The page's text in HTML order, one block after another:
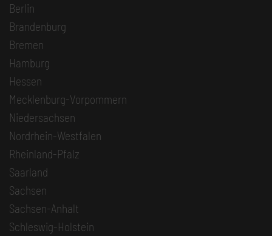
Berlin
Brandenburg
Bremen
Hamburg
Hessen
Mecklenburg-Vorpommern
Niedersachsen
Nordrhein-Westfalen
Rheinland-Pfalz
Saarland
Sachsen
Sachsen-Anhalt
Schleswig-Holstein